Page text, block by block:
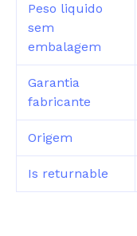
Peso liquido
sem
embalagem
Garantia
fabricante
Origem
Is returnable